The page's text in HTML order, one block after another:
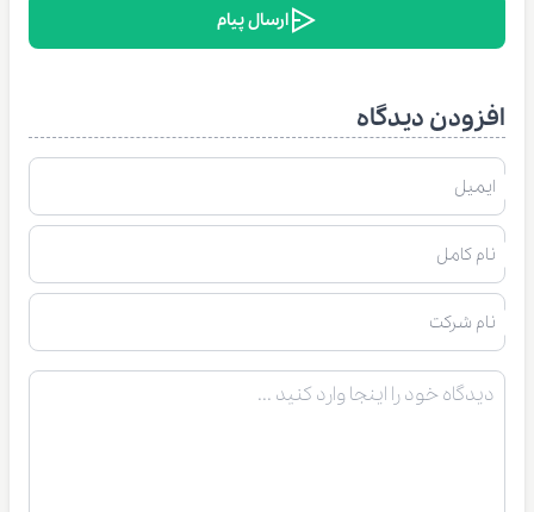
ارسال پیام
افزودن دیدگاه
ایمیل
نام کامل
نام شرکت